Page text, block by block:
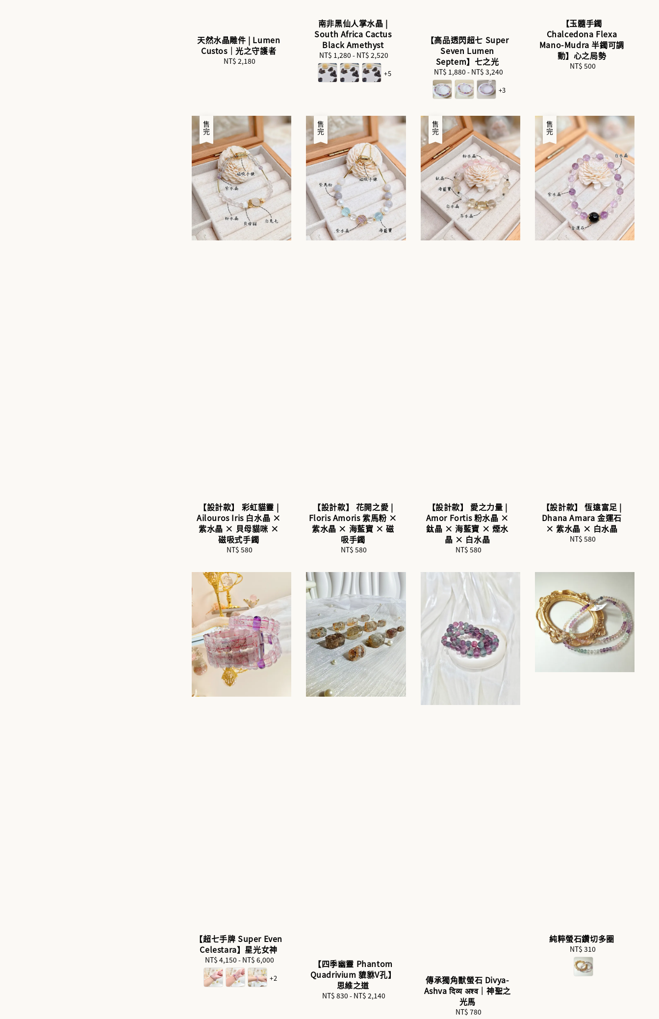
天然水晶雕件 | Lumen
Custos｜光之守護者
Regular
NT$ 2,180
南非黑仙人掌水晶 |
South Africa Cactus
Black Amethyst
Regular
price
NT$ 1,280 - NT$ 2,520
+5
【高品透閃超七 Super
Seven Lumen
Septem】七之光
Regular
price
NT$ 1,880 - NT$ 3,240
+3
【玉髓手鐲
Chalcedona Flexa
Mano-Mudra 半鐲可調
動】心之局勢
Regular
NT$ 500
售完
【設計款】 彩虹貓靈 |
Ailouros Iris 白水晶 ×
紫水晶 × 貝母貓咪 ×
磁吸式手鐲
Regular
NT$ 580
售完
【設計款】 花開之愛 |
Floris Amoris 紫馬粉 ×
紫水晶 × 海藍寶 × 磁
吸手鐲
Regular
NT$ 580
售完
【設計款】 愛之力量 |
Amor Fortis 粉水晶 ×
鈦晶 × 海藍寶 × 煙水
晶 × 白水晶
Regular
NT$ 580
售完
【設計款】 恆遠富足 |
Dhana Amara 金運石
× 紫水晶 × 白水晶
Regular
NT$ 580
【超七手牌 Super Even
Celestara】星光女神
Regular
price
NT$ 4,150 - NT$ 6,000
+2
【四季幽靈 Phantom
Quadrivium 貔貅V孔】
思維之道
Regular
NT$ 830 - NT$ 2,140
傳承獨角獸螢石 Divya-
Ashva दिव्य अश्व｜神聖之
光馬
Regular
NT$ 780
純粹螢石鑽切多圈
Regular
price
NT$ 310